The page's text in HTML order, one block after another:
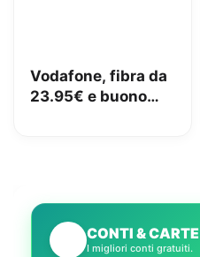
Vodafone, fibra da
23.95€ e buono
CONTI & CARTE
I migliori conti gratuiti.